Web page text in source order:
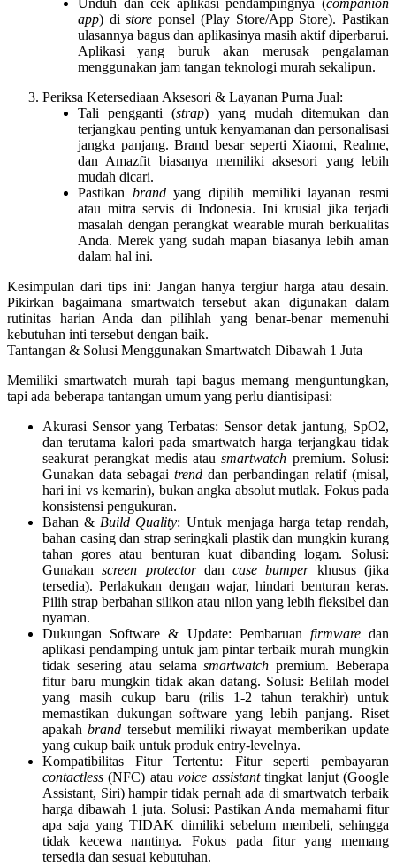
Unduh dan cek aplikasi pendampingnya (companion
app) distore ponsel (Play Store/App Store). Pastikan
ulasannya bagus dan aplikasinya masih aktif diperbarui.
Aplikasi yang buruk akan merusak pengalaman
menggunakan jam tangan teknologi murah sekalipun.
Periksa Ketersediaan Aksesori & Layanan Purna Jual:
Tali pengganti (strap) yang mudah ditemukan dan
terjangkau penting untuk kenyamanan dan personalisasi
jangka panjang. Brand besar seperti Xiaomi, Realme,
dan Amazfit biasanya memiliki aksesori yang lebih
mudah dicari.
Pastikan brandyang dipilih memiliki layanan resmi
atau mitra servis di Indonesia. Ini krusial jika terjadi
masalah dengan perangkat wearable murah berkualitas
Anda. Merek yang sudah mapan biasanya lebih aman
dalam hal ini.
Kesimpulan dari tips ini: Jangan hanya tergiur harga atau desain.
Pikirkan bagaimana smartwatch tersebut akan digunakan dalam
rutinitas harian Anda dan pilihlah yang benar-benar memenuhi
kebutuhan inti tersebut dengan baik.
Tantangan & Solusi Menggunakan Smartwatch Dibawah 1 Juta
Memilikismartwatch murah tapi bagusmemang menguntungkan,
tapi ada beberapa tantangan umum yang perlu diantisipasi:
Akurasi Sensor yang Terbatas: Sensor detak jantung, SpO2,
dan terutama kalori pada smartwatch harga terjangkautidak
seakurat perangkat medis atausmartwatch premium. Solusi:
Gunakan data sebagai trend dan perbandingan relatif (misal,
hari ini vs kemarin), bukan angka absolut mutlak. Fokus pada
konsistensi pengukuran.
Bahan &Build Quality: Untuk menjaga harga tetap rendah,
bahan casing dan strap seringkali plastik dan mungkin kurang
tahan gores atau benturan kuat dibanding logam. Solusi:
Gunakanscreen protectordancase bumperkhusus (jika
tersedia). Perlakukan dengan wajar, hindari benturan keras.
Pilih strap berbahan silikon atau nilon yang lebih fleksibel dan
nyaman.
Dukungan Software & Update: Pembaruan firmwaredan
aplikasi pendamping untuk jam pintar terbaik murah mungkin
tidak sesering atau selamasmartwatch premium. Beberapa
fitur baru mungkin tidak akan datang. Solusi: Belilah model
yang masih cukup baru (rilis 1-2 tahun terakhir) untuk
memastikan dukungan software yang lebih panjang. Riset
apakahbrand tersebut memiliki riwayat memberikan update
yang cukup baik untuk produk entry-levelnya.
Kompatibilitas Fitur Tertentu: Fitur seperti pembayaran
contactless (NFC) atauvoice assistanttingkat lanjut (Google
Assistant, Siri) hampir tidak pernah ada dismartwatch terbaik
harga dibawah 1 juta. Solusi: Pastikan Anda memahami fitur
apa saja yang TIDAK dimiliki sebelum membeli, sehingga
tidak kecewa nantinya. Fokus pada fitur yang memang
tersedia dan sesuai kebutuhan.